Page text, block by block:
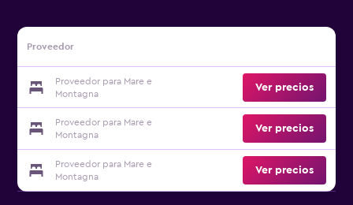
Proveedor
Proveedor para Mare e
Montagna
Ver precios
Proveedor para Mare e
Montagna
Ver precios
Proveedor para Mare e
Montagna
Ver precios